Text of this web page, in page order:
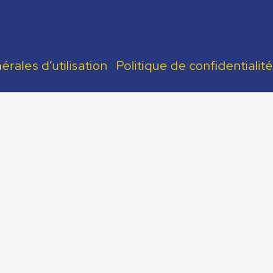
d’utilisation Politique de confidentialité